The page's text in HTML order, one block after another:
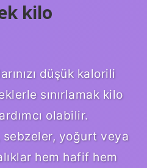
kilo
düşük kalorili
sınırlamak kilo
olabilir.
yoğurt veya
hem hafif hem